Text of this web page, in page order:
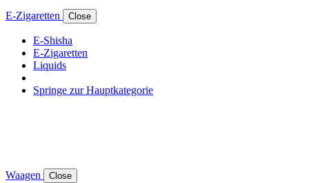
E-Zigaretten Close
E-Shisha
E-Zigaretten
Liquids
Springe zur Hauptkategorie
Waagen Close